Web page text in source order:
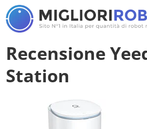
Recensione
Station